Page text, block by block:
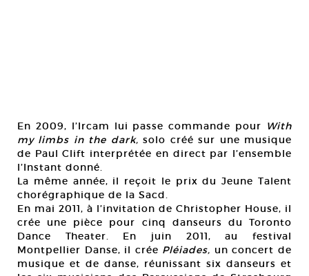
En 2009, l’Ircam lui passe commande pour With
my limbs in the dark, solo créé sur une musique
de Paul Clift interprétée en direct par l’ensemble
l’Instant donné.
La même année, il reçoit le prix du Jeune Talent
chorégraphique de la Sacd.
En mai 2011, à l’invitation de Christopher House, il
crée une pièce pour cinq danseurs du Toronto
Dance Theater. En juin 2011, au festival
Montpellier Danse, il crée Pléiades, un concert de
musique et de danse, réunissant six danseurs et